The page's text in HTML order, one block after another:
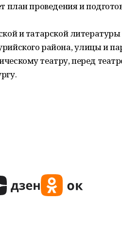
план проведения и
и татарской литературы
района, улицы и
театру, перед